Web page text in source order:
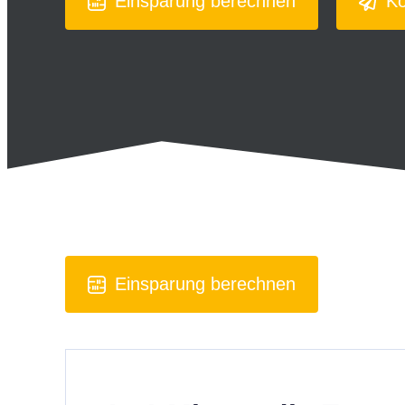
Einsparung berechnen